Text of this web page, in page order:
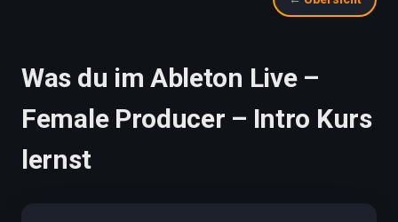
Was du im Ableton Live –
Female Producer – Intro Kurs
lernst